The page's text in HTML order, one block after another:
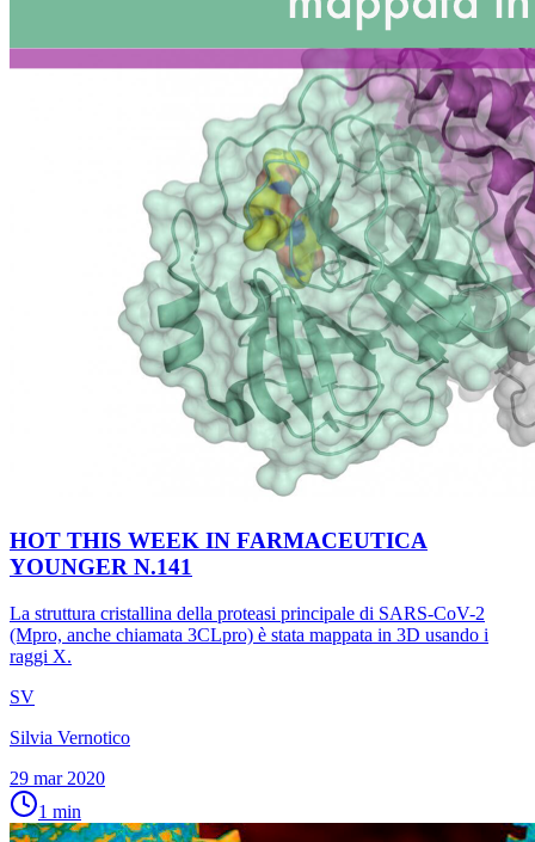
HOT THIS WEEK IN FARMACEUTICA
YOUNGER N.141
La struttura cristallina della proteasi principale di SARS-CoV-2
(Mpro, anche chiamata 3CLpro) è stata mappata in 3D usando i
raggi X.
SV
Silvia Vernotico
29 mar 2020
1 min